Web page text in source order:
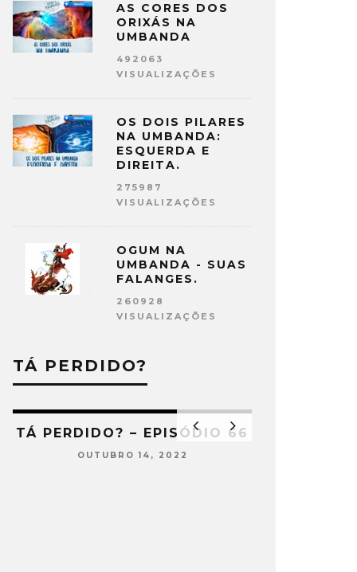
AS CORES DOS
ORIXÁS NA
UMBANDA
492063
VISUALIZAÇÕES
OS DOIS PILARES
NA UMBANDA:
ESQUERDA E
DIREITA.
275987
VISUALIZAÇÕES
OGUM NA
UMBANDA - SUAS
FALANGES.
260928
VISUALIZAÇÕES
TÁ PERDIDO?
TÁ PERDIDO? – EPISÓDIO 66
OUTUBRO 14, 2022